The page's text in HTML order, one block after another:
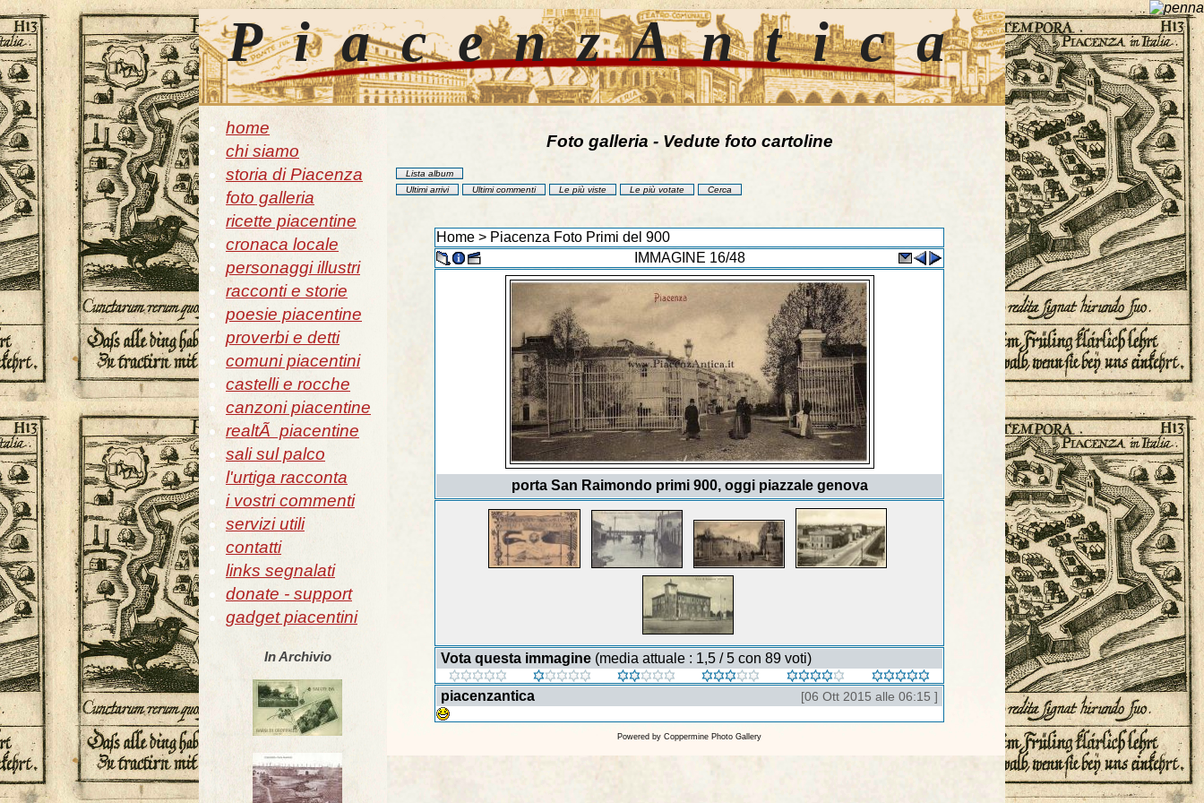
PiacenzAntica
home
chi siamo
storia di Piacenza
foto galleria
ricette piacentine
cronaca locale
personaggi illustri
racconti e storie
poesie piacentine
proverbi e detti
comuni piacentini
castelli e rocche
canzoni piacentine
realtÃ piacentine
sali sul palco
l'urtiga racconta
i vostri commenti
servizi utili
contatti
links segnalati
donate - support
gadget piacentini
In Archivio
Foto galleria - Vedute foto cartoline
Lista album
Ultimi arrivi
Ultimi commenti Le più viste Le più votate Cerca
Home > Piacenza Foto Primi del 900
IMMAGINE 16/48
porta San Raimondo primi 900, oggi piazzale genova
Vota questa immagine (media attuale : 1,5 / 5 con 89 voti)
piacenzantica [06 Ott 2015 alle 06:15 ]
Powered by Coppermine Photo Gallery